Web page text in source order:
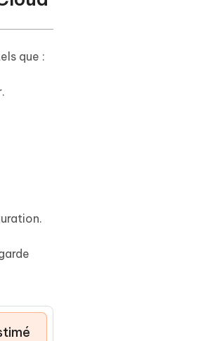
que :